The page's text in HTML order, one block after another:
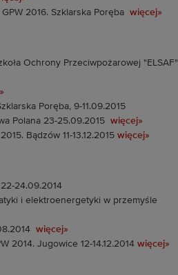
2016. Szklarska Poręba
więcej»
Ochrony Przeciwpożarowej "ELSAF"
Poręba, 9-11.09.2015
Polana 23-25.09.2015
więcej»
Bądzów 11-13.12.2015 więcej»
24.09.2014
i elektroenergetyki w przemyśle
więcej»
2014. Jugowice 12-14.12.2014 więcej»